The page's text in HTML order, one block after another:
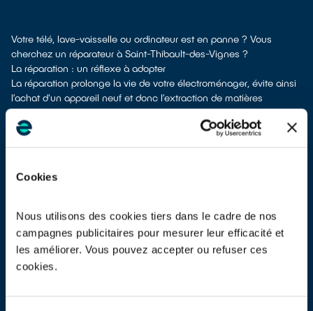
Cookies
Nous utilisons des cookies tiers dans le cadre de nos
campagnes publicitaires pour mesurer leur efficacité et
les améliorer. Vous pouvez accepter ou refuser ces
cookies.
Votre télé, lave-vaisselle ou ordinateur est en panne ? Vous
cherchez un réparateur à Saint-Thibault-des-Vignes ?
La réparation : un réflexe à adopter
La réparation prolonge la vie de votre électroménager, évite ainsi
l’achat d'un appareil neuf et donc l’extraction de matières
premières brutes. Lorsqu’un équipement ne marche plus, la
réparation doit toujours faire partie des solutions à étudier.
électroménagers s’entretiennent. Des problèmes d’obstruction
opérations de nettoyage recommandées par les constructeurs.
Par exemple, les fabricants de réfrigérateurs recommandent de
dépoussiérer la grille noire à l’arrière de l’appareil au moins 1 fois
par an, à l’aide d’un chiffon. Pour les aspirateurs sans sac, il est
parfois nécessaire de nettoyer les filtres plusieurs fois par mois.